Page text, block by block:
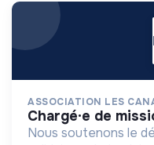
ASSOCIATION LES
chargé·e de
Nous soutenons le